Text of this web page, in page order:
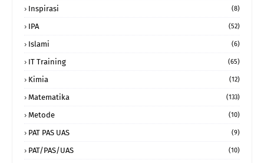
Inspirasi (8)
IPA (52)
Islami (6)
IT Training (65)
Kimia (12)
Matematika (133)
Metode (10)
PAT PAS UAS (9)
PAT/PAS/UAS (10)